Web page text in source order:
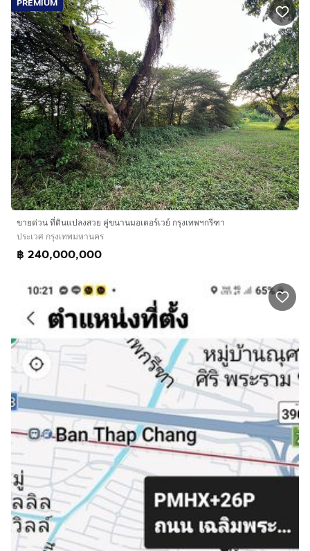
PREMIUM
ขายด่วน ที่ดินแปลงสวย คู่ขนานมอเตอร์เวย์ กรุงเทพฯกรีฑา
ประเวศ กรุงเทพมหานคร
฿ 240,000,000